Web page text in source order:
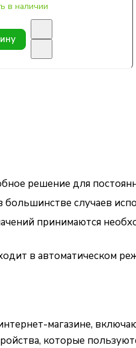
в наличии
решение для
случаев
принимаются
в автоматическом
магазине,
которые